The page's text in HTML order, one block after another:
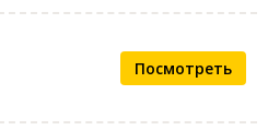
Посмотреть